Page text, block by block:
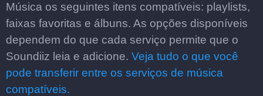
Música os seguintes itens compatíveis: playlists,
faixas favoritas e álbuns. As opções disponíveis
dependem do que cada serviço permite que o
Soundiiz leia e adicione. Veja tudo o que você
pode transferir entre os serviços de música
compatíveis.